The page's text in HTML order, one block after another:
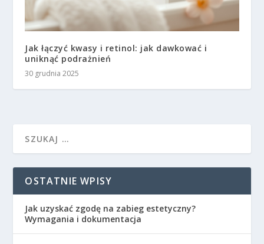
Jak łączyć kwasy i retinol: jak dawkować i
uniknąć podrażnień
30 grudnia 2025
OSTATNIE WPISY
Jak uzyskać zgodę na zabieg estetyczny?
Wymagania i dokumentacja